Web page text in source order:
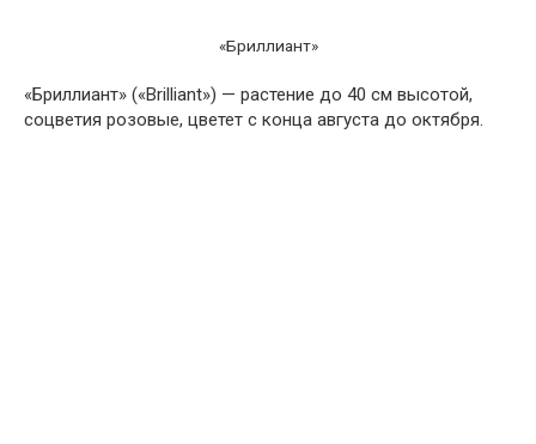
«Бриллиант»
«Бриллиант» («Brilliant») — растение до 40 см высотой,
соцветия розовые, цветет с конца августа до октября.